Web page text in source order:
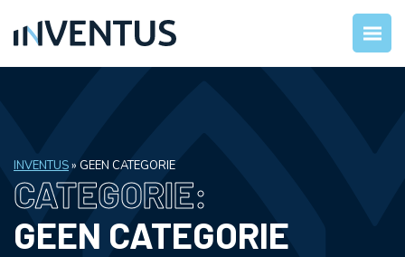
INVENTUS» GEEN CATEGORIE
CATEGORIE:
GEEN CATEGORIE